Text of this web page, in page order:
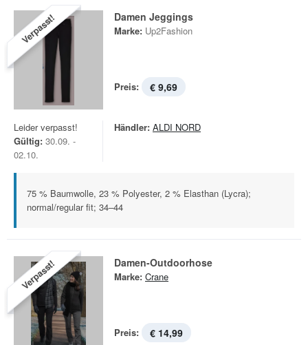
Verpasst! Damen Jeggings
Marke: Up2Fashion
Preis: € 9,69
Leider verpasst!
Gültig: 30.09. -
02.10.
Händler: ALDI NORD
75 % Baumwolle, 23 % Polyester, 2 % Elasthan (Lycra);
normal/regular fit; 34–44
Verpasst! Damen-Outdoorhose
Marke: Crane
Preis: € 14,99